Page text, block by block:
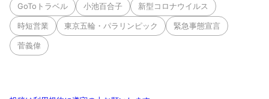
GoToトラベル 小池百合子 新型コロナウイルス
時短営業 東京五輪・パラリンピック 緊急事態宣言
菅義偉